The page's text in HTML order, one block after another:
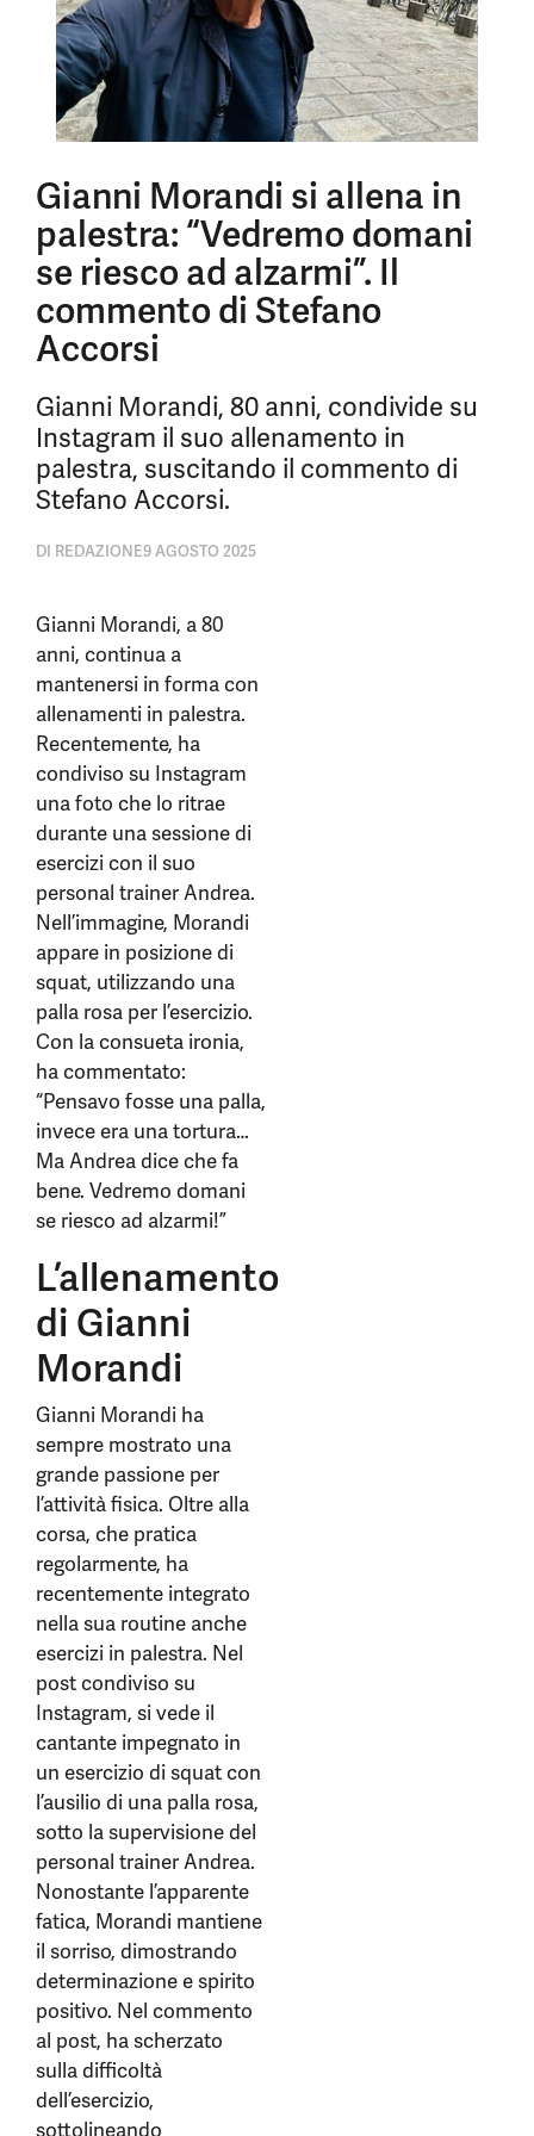
Gianni Morandi si allena in
palestra: “Vedremo domani
se riesco ad alzarmi”. Il
commento di Stefano
Accorsi
Gianni Morandi, 80 anni, condivide su
Instagram il suo allenamento in
palestra, suscitando il commento di
Stefano Accorsi.
DI REDAZIONE9 AGOSTO 2025
Gianni Morandi, a 80
anni, continua a
mantenersi in forma con
allenamenti in palestra.
Recentemente, ha
condiviso su Instagram
una foto che lo ritrae
durante una sessione di
esercizi con il suo
personal trainer Andrea.
Nell’immagine, Morandi
appare in posizione di
squat, utilizzando una
palla rosa per l’esercizio.
Con la consueta ironia,
ha commentato:
“Pensavo fosse una palla,
invece era una tortura…
Ma Andrea dice che fa
bene. Vedremo domani
se riesco ad alzarmi!”
L’allenamento
di Gianni
Morandi
Gianni Morandi ha
sempre mostrato una
grande passione per
l’attività fisica. Oltre alla
corsa, che pratica
regolarmente, ha
recentemente integrato
nella sua routine anche
esercizi in palestra. Nel
post condiviso su
Instagram, si vede il
cantante impegnato in
un esercizio di squat con
l’ausilio di una palla rosa,
sotto la supervisione del
personal trainer Andrea.
Nonostante l’apparente
fatica, Morandi mantiene
il sorriso, dimostrando
determinazione e spirito
positivo. Nel commento
al post, ha scherzato
sulla difficoltà
dell’esercizio,
sottolineando